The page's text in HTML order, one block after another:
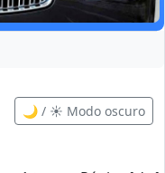
🌙 / ☀️ Modo oscuro